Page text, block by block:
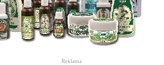
Reklama